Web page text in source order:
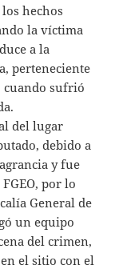
hechos
la víctima
a la
perteneciente
cuando sufrió
del lugar
debido a
y fue
por lo
General de
un equipo
del crimen,
el sitio con el